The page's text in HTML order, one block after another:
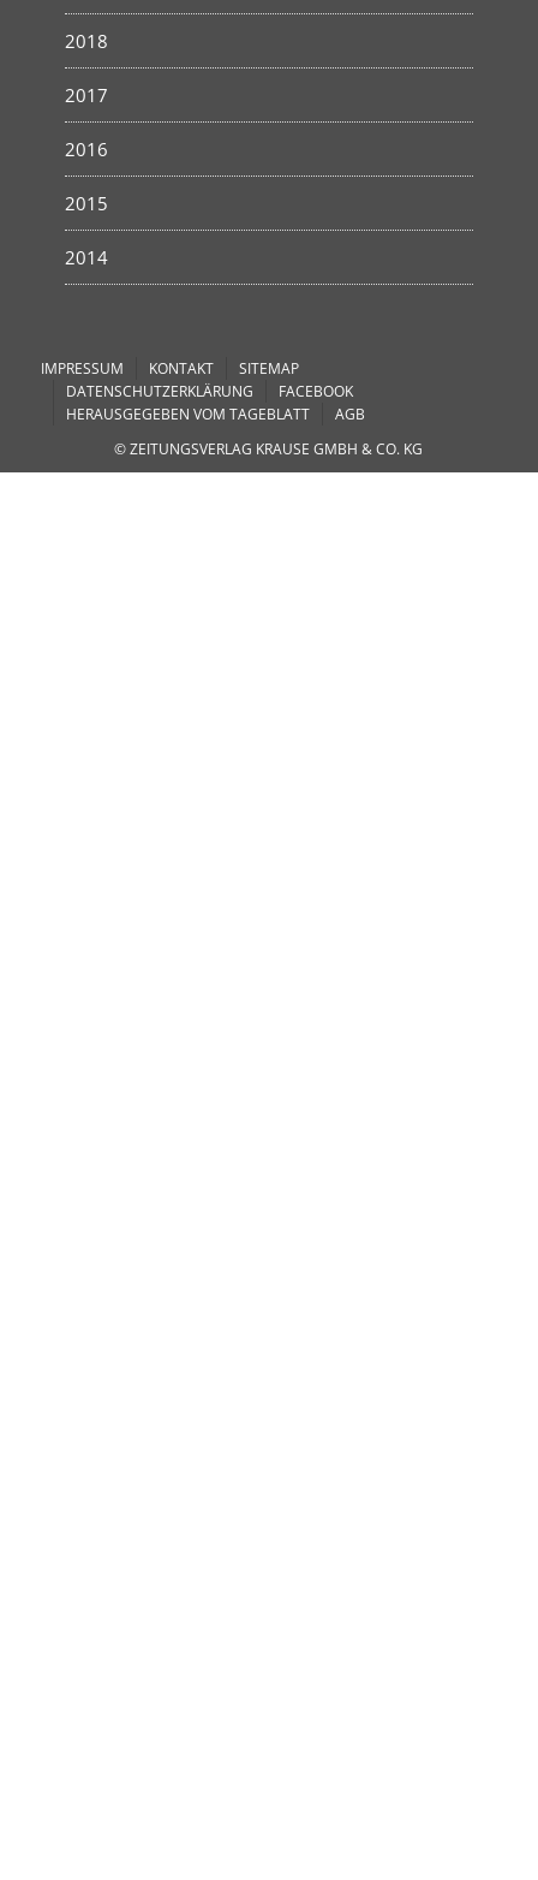
2018
2017
2016
2015
2014
IMPRESSUM KONTAKT
SITEMAP
DATENSCHUTZERKLÄRUNG
FACEBOOK
HERAUSGEGEBEN VOM TAGEBLATT
AGB
© ZEITUNGSVERLAG KRAUSE GMBH & CO. KG